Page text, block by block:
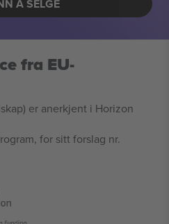
Å SELGE
fra EU-
er anerkjent i Horizon
for sitt forslag nr.